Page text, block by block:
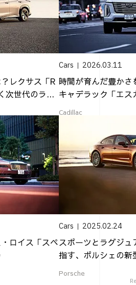
レクサス「R
次世代のラ...
Cars 2026.03.11
時間が育んだ豊かさ
キャデラック「エス
Cadillac
ロイス「スペ
Cars 2025.02.24
スポーツとラグジュ
指す、ポルシェの新
Porsche